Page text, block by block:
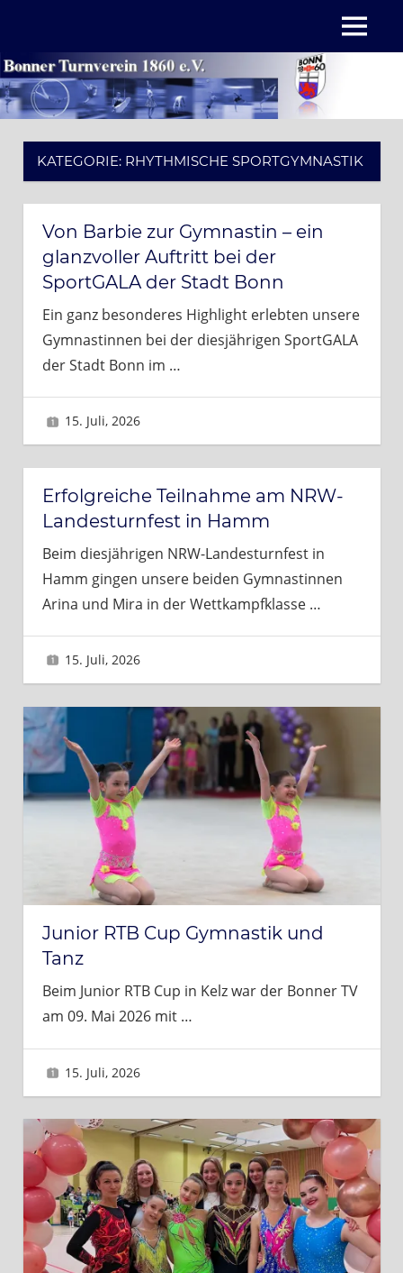
springen
MENÜ
KATEGORIE: RHYTHMISCHE SPORTGYMNASTIK
Von Barbie zur Gymnastin – ein
glanzvoller Auftritt bei der
SportGALA der Stadt Bonn
Ein ganz besonderes Highlight erlebten unsere
Gymnastinnen bei der diesjährigen SportGALA
der Stadt Bonn im …
15. Juli, 2026
Erfolgreiche Teilnahme am NRW-
Landesturnfest in Hamm
Beim diesjährigen NRW-Landesturnfest in
Hamm gingen unsere beiden Gymnastinnen
Arina und Mira in der Wettkampfklasse …
15. Juli, 2026
Junior RTB Cup Gymnastik und
Tanz
Beim Junior RTB Cup in Kelz war der Bonner TV
am 09. Mai 2026 mit …
15. Juli, 2026